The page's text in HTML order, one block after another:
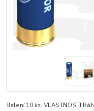
Balení 10 ks. VLASTNOSTI